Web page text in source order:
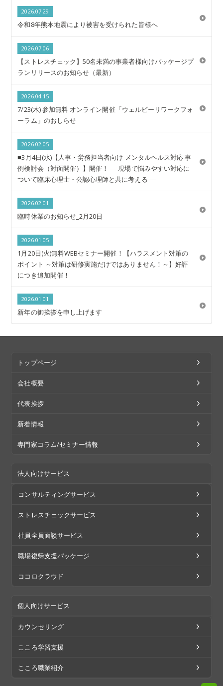
2026.07.29
令和8年熊本地震により被害を受けられた皆様へ
2026.07.06
【ストレスチェック】50名未満の事業者様向けパッケージプ
ランリリースのお知らせ（最新）
2026.04.15
7/23(木) 参加無料 オンライン開催「ウェルビーリワークフォ
ーラム」のおしらせ
2026.02.05
■3月4日(水)【人事・労務担当者向け メンタルヘルス対応 事
例検討会（対面開催）】開催！ ― 現場で悩みやすい対応に
ついて臨床心理士・公認心理師と共に考える ―
2026.02.01
臨時休業のお知らせ_2月20日
2026.01.05
1月20日(火)無料WEBセミナー開催！【ハラスメント対策の
ポイント ～対策は研修実施だけではありません！～】好評
につき追加開催！
2026.01.01
新年の御挨拶を申し上げます
トップページ
会社概要
代表挨拶
新着情報
専門家コラム/セミナー情報
法人向けサービス
コンサルティングサービス
ストレスチェックサービス
社員全員面談サービス
職場復帰支援パッケージ
ココロクラウド
個人向けサービス
カウンセリング
こころ学習支援
こころ職業紹介